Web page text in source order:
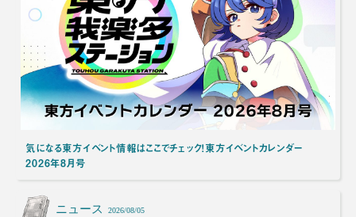
気になる東方イベント情報はここでチェック！東方イベントカレンダー
2026年8月号
ニュース 2026/08/05